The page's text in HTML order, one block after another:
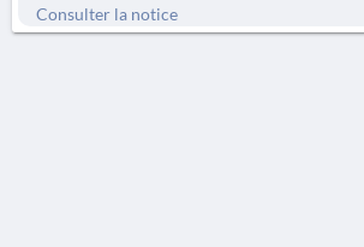
Consulter la notice